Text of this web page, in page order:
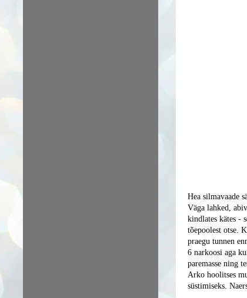
Hea silmavaade
Väga lahked,
kindlates kätes -
tõepoolest otse.
praegu tunnen
6 narkoosi aga
paremasse ning
Arko hoolitses
süstimiseks.